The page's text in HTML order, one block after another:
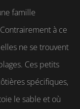
famille
à ce
ne se trouvent
Ces petits
spécifiques,
le sable et où